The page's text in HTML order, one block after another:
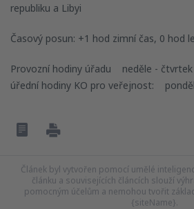
republiku a Libyi
Časový posun: +1 hod zimní čas, 0 hod
Provozní hodiny úřadu neděle - čtvrtek
úřední hodiny KO pro veřejnost:
Článek byl vytvořen pomocí umělé
článku a souvisejících článcích slouží
pomocným účelům a nemohou tvořit
{siteName}.